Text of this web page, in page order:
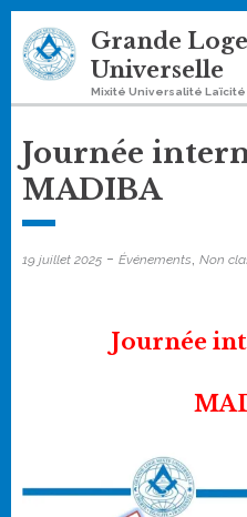
Skip
to
content
Grande
Universelle
Mixité Universalité Laïcité
Journée
MADIBA
19 juillet 2025 - Événements, Non
Journée